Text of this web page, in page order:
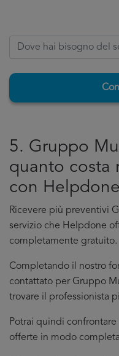
5. Gruppo
quanto costa
con
Ricevere più preventivi
servizio che Helpdone
completamente gratuito.
Completando il nostro
contattato per Gruppo
trovare il professionista
Potrai quindi
offerte in modo